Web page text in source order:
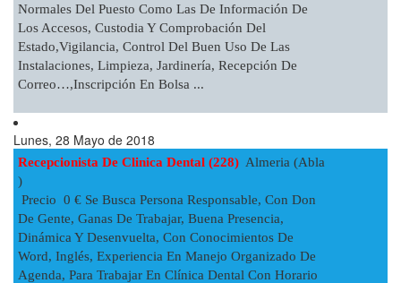
Normales Del Puesto Como Las De Información De
Los Accesos, Custodia Y Comprobación Del
Estado,vigilancia, Control Del Buen Uso De Las
Instalaciones, Limpieza, Jardinería, Recepción De
Correo…,inscripción En Bolsa ...
Lunes, 28 Mayo de 2018
Recepcionista De Clinica Dental (228) Almeria (Abla
)
Precio 0 € Se Busca Persona Responsable, Con Don
De Gente, Ganas De Trabajar, Buena Presencia,
Dinámica Y Desenvuelta, Con Conocimientos De
Word, Inglés, Experiencia En Manejo Organizado De
Agenda, Para Trabajar En Clínica Dental Con Horario